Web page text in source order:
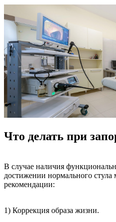
Что делать при
В случае наличия
достижении нормального
рекомендации:
1) Коррекция образа жизни.